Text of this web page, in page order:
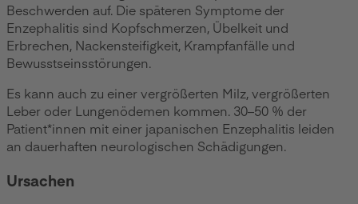
Beschwerden auf. Die späteren Symptome der
Enzephalitis sind Kopfschmerzen, Übelkeit und
Erbrechen, Nackensteifigkeit, Krampfanfälle und
Bewusstseinsstörungen.
Es kann auch zu einer vergrößerten Milz, vergrößerten
Leber oder Lungenödemen kommen. 30–50 % der
Patient*innen mit einer japanischen Enzephalitis leiden
an dauerhaften neurologischen Schädigungen.
Ursachen